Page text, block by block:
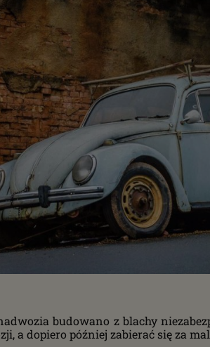
budowano z blachy
a dopiero później zabierać się za